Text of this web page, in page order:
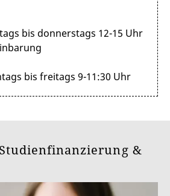
bis donnerstags 12-15 Uhr
bis freitags 9-11:30 Uhr
&